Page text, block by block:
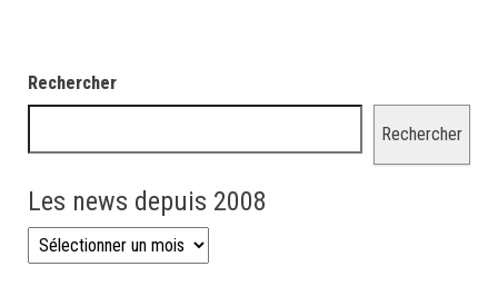
Rechercher
Rechercher
Les news depuis 2008
Les news depuis 2008